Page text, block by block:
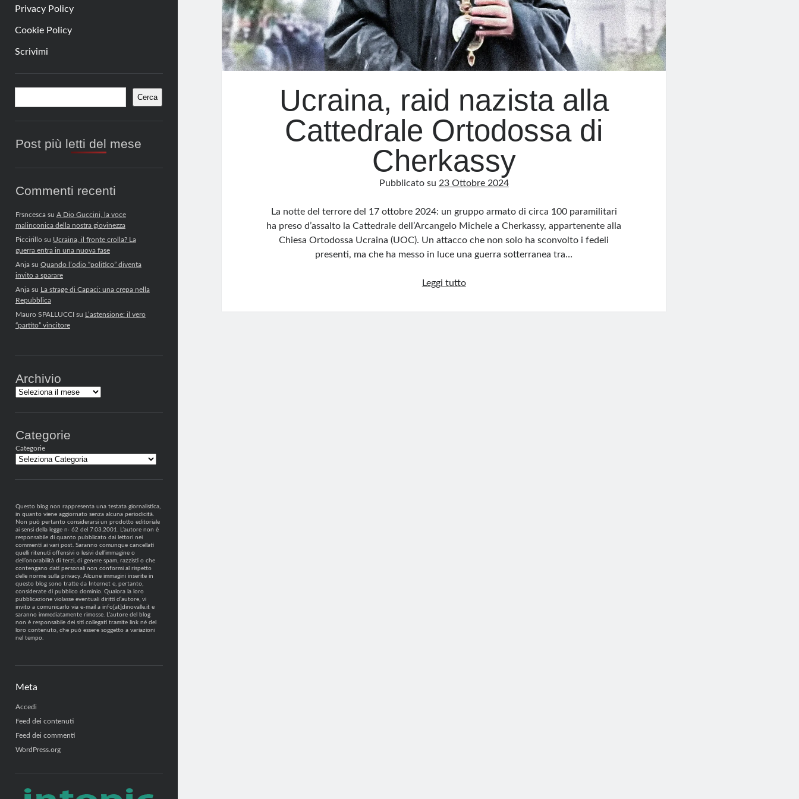
Privacy Policy
Cookie Policy
Scrivimi
Barra
laterale
Cerca
Post più letti del mese
Commenti recenti
Frsncescasu A Dio Guccini, la voce
malinconica della nostra giovinezza
Piccirillosu Ucraina, il fronte crolla? La
guerra entra in una nuova fase
Anjasu Quando l’odio “politico” diventa
invito a sparare
Anjasu La strage di Capaci: una crepa nella
Repubblica
Mauro SPALLUCCIsu L’astensione: il vero
“partito” vincitore
Archivio
Archivi
Categorie
Categorie
Questo blog non rappresenta una testata giornalistica,
in quanto viene aggiornato senza alcuna periodicità.
Non può pertanto considerarsi un prodotto editoriale
ai sensi della legge n· 62 del 7.03.2001. L’autore non è
responsabile di quanto pubblicato dai lettori nei
commenti ai vari post. Saranno comunque cancellati
quelli ritenuti offensivi o lesivi dell’immagine o
dell’onorabilità di terzi, di genere spam, razzisti o che
contengano dati personali non conformi al rispetto
delle norme sulla privacy. Alcune immagini inserite in
questo blog sono tratte da Internet e, pertanto,
considerate di pubblico dominio. Qualora la loro
pubblicazione violasse eventuali diritti d’autore, vi
invito a comunicarlo via e-mail a info[at]dinovalle.it e
saranno immediatamente rimosse. L’autore del blog
non è responsabile dei siti collegati tramite link né del
loro contenuto, che può essere soggetto a variazioni
nel tempo.
Meta
Accedi
Feed dei contenuti
Feed dei commenti
WordPress.org
Ucraina, raid nazista alla
Cattedrale Ortodossa di
Cherkassy
Pubblicato su 23 Ottobre 2024
La notte del terrore del 17 ottobre 2024: un gruppo armato di circa 100 paramilitari
ha preso d’assalto la Cattedrale dell’Arcangelo Michele a Cherkassy, appartenente alla
Chiesa Ortodossa Ucraina (UOC). Un attacco che non solo ha sconvolto i fedeli
presenti, ma che ha messo in luce una guerra sotterranea tra…
Leggi tuttoUcraina,